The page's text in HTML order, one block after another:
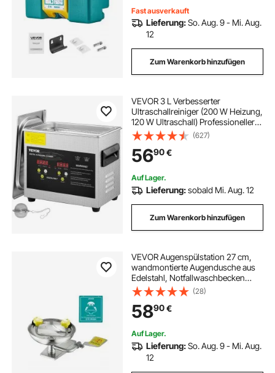
Fast ausverkauft
Lieferung:So. Aug. 9 - Mi. Aug.
12
Zum Warenkorb hinzufügen
VEVOR 3 L Verbesserter
Ultraschallreiniger (200 W Heizung,
120 W Ultraschall) Professioneller
digitaler Labor-Ultraschall-
Teilereiniger mit Heizungstimer für
die Reinigung von Schmuckgläsern
(627)
5690€
Auf Lager.
Lieferung:sobald Mi. Aug. 12
Zum Warenkorb hinzufügen
VEVOR Augenspülstation 27 cm,
wandmontierte Augendusche aus
Edelstahl, Notfallwaschbecken
410x330x240 mm,
Augenreinigungsgerät, ideal für
Labore, Fabriken, Schulen,
Baustellen
(28)
5890€
Auf Lager.
Lieferung:So. Aug. 9 - Mi. Aug.
12